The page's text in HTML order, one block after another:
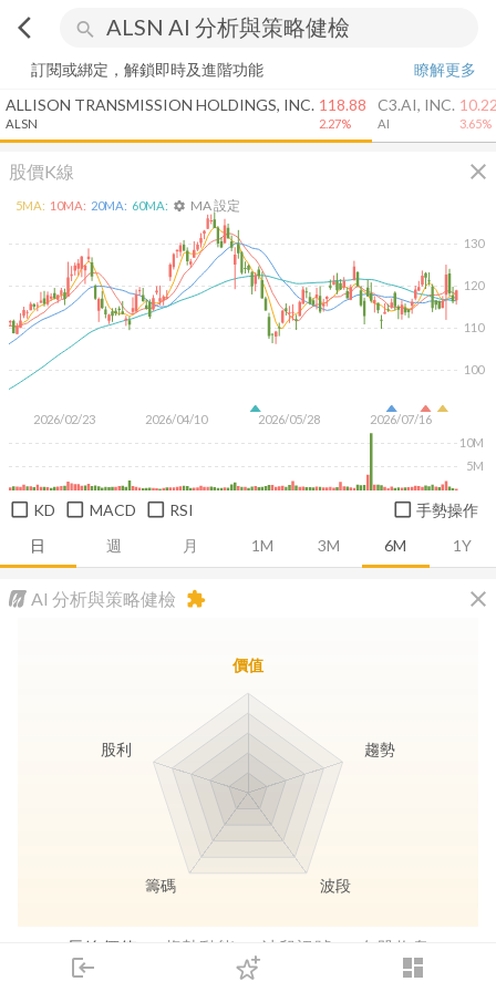
arrow_back_ios search
login dashboard
下單
訂閱或綁定，解鎖即時及進階功能
瞭解更多
ALLISON TRANSMISSION HOLDINGS, INC.
ALSN
118.88
2.27%
C3.AI, INC.
AI 3.65%
股價K線 close
日 週 月 1M 3M 6M 1Y
2026/02/23 2026/04/10 2026/05/28 2026/07/16
100
110
120
130
5M
10M
5MA: 10MA: 20MA: 60MA: settings MA 設定
KD MACD RSI 手勢操作
AI 分析與策略健檢 close
extension
長線價值 趨勢動能 波段訊號 存股收息
價值
趨勢
波段
籌碼
股利